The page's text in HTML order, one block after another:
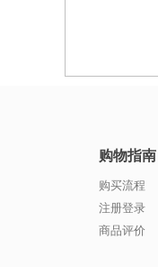
购物指南
购买流程
注册登录
商品评价